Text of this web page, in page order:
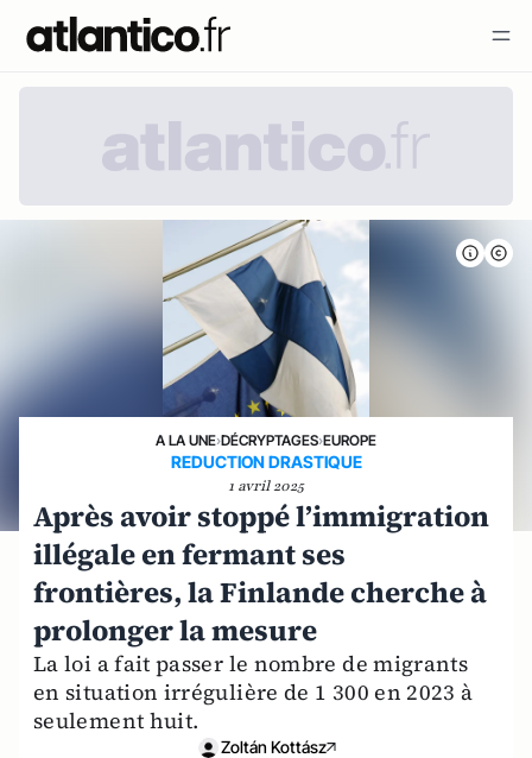
A LA UNE›DÉCRYPTAGES›EUROPE
REDUCTION DRASTIQUE
1 avril 2025
Après avoir stoppé l’immigration
illégale en fermant ses
frontières, la Finlande cherche à
prolonger la mesure
La loi a fait passer le nombre de migrants
en situation irrégulière de 1 300 en 2023 à
seulement huit.
Zoltán Kottász